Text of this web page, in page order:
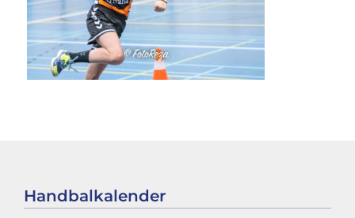
Handbalkalender